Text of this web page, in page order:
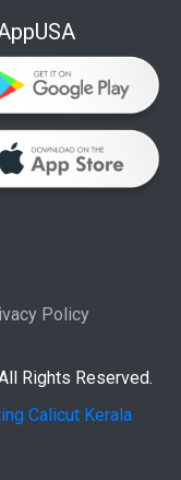
Policy
Rights Reserved.
Calicut Kerala